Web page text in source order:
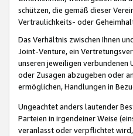
schützen, die gemäß dieser
Vertraulichkeits- oder
Das Verhältnis zwischen Ihnen
Joint-Venture, ein
unseren jeweiligen verbundenen
oder Zusagen abzugeben oder
ermöglichen, Handlungen in
Ungeachtet anders lautender
Parteien in irgendeiner Weise
veranlasst oder verpflichtet